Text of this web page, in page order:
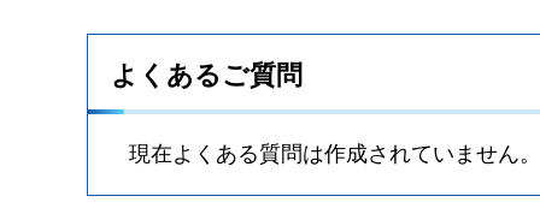
よくあるご質問
現在よくある質問は作成されていません。